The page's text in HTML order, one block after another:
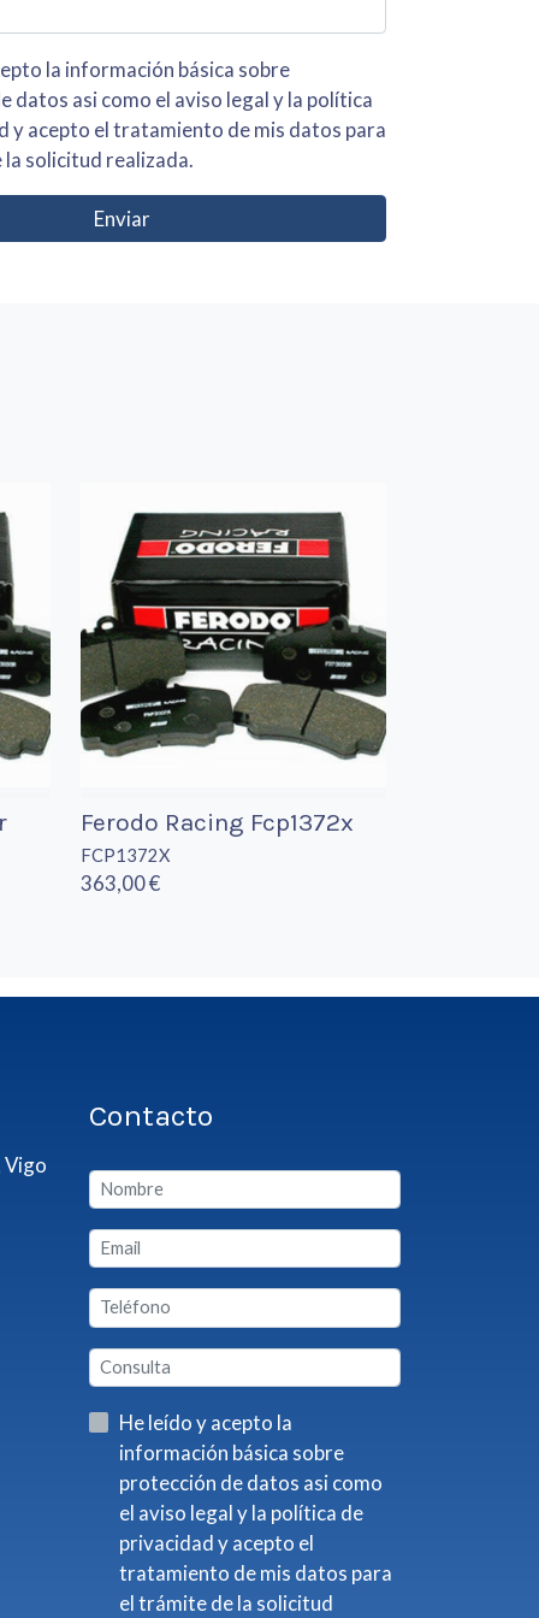
sobre
legal y la política
solicitud realizada.
Enviar
Ferodo Racing Fcp1372x
FCP1372X
363,00 €
Vigo
Contacto
He leído y acepto la
información básica sobre
protección de datos asi como
el aviso legal y la política de
privacidad y acepto el
tratamiento de mis datos para
el trámite de la solicitud